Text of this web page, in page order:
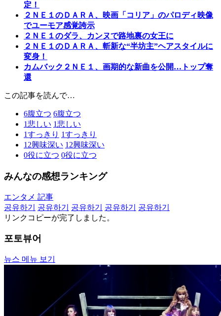
定！
２ＮＥ１のＤＡＲＡ、映画「コリア」のパロディ映像
でユーモア感覚誇示
２ＮＥ１のダラ、カンヌで路地裏の女王に
２ＮＥ１のＤＡＲＡ、斬新な“半坊主”ヘアスタイルに
変身！
カムバック２ＮＥ１、画期的な新曲を公開…トップ奪
還
この記事を読んで…
6腹立つ 6腹立つ
1悲しい 1悲しい
1すっきり 1すっきり
12興味深い 12興味深い
0役に立つ 0役に立つ
みんなの感想ランキング
エンタメ 記事
공유하기
공유하기 공유하기 공유하기
공유하기
リンクコピーが完了しました。
포토뷰어
뉴스 메뉴 보기